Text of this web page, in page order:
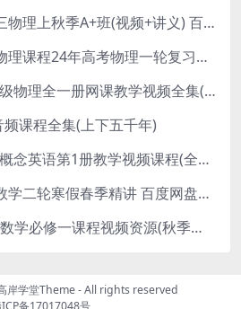
杨萌物理2023初三物理上秋季A+班(视频+讲义) 百度网盘分享
2024赵玉峰高三物理课程24年高考物理一轮复习网课教程
沪科版(初三)九年级物理全一册网课教学视频全集(录播版 杜春雨 66讲)
课程全集(上下五千年)
[胡金铭 Diana]新概念英语第1册教学视频课程(全集 百度网盘下载)
胡源2024届高考数学二轮寒假春季精讲 百度网盘分享
2022赵礼显高一数学必修一课程视频资源(秋季班 含讲义)百度网盘云
岸学堂Theme- All rights reserved
备17017048号